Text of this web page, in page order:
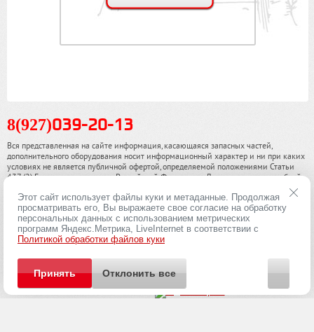
8(927)039-20-13
Вся представленная на сайте информация, касающаяся запасных частей,
дополнительного оборудования носит информационный характер и ни при каких
условиях не является публичной офертой, определяемой положениями Статьи
437 (2) Гражданского кодекса Российской Федерации. Для получения подробной
информации, пожалуйста, обращайтесь к нашим специалистам. чинамобил.рф ©
2013-2026. Все права охраняются законом.
Политика конфиденциальности
Этот сайт использует файлы куки и метаданные. Продолжая
просматривать его, Вы выражаете свое согласие на обработку
персональных данных с использованием метрических
программ Яндекс.Метрика, LiveInternet в соответствии с
Политикой обработки файлов куки
Принять Отклонить все